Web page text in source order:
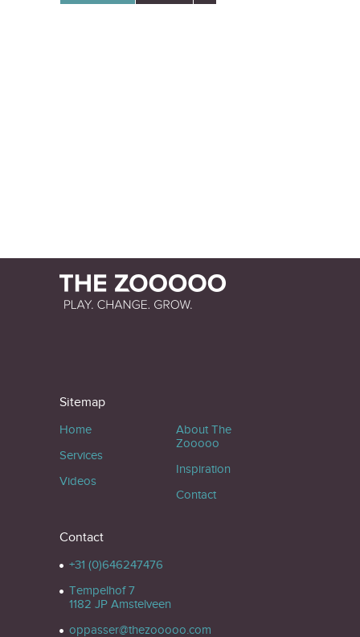
Sitemap
Home
Services
Videos
About The
Zooooo
Inspiration
Contact
Contact
+31 (0)646247476
Tempelhof 7
1182 JP Amstelveen
oppasser@thezooooo.com